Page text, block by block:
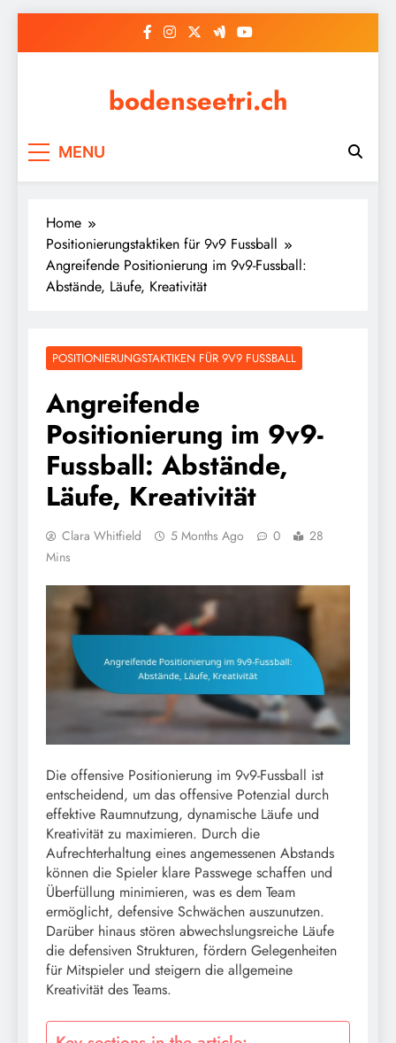
bodenseetri.ch
MENU
Home
Positionierungstaktiken für 9v9 Fussball
Angreifende Positionierung im 9v9-Fussball:
Abstände, Läufe, Kreativität
POSITIONIERUNGSTAKTIKEN FÜR 9V9 FUSSBALL
Angreifende
Positionierung im 9v9-
Fussball: Abstände,
Läufe, Kreativität
Clara Whitfield 5 Months Ago 0
28
Mins
Die offensive Positionierung im 9v9-Fussball ist
entscheidend, um das offensive Potenzial durch
effektive Raumnutzung, dynamische Läufe und
Kreativität zu maximieren. Durch die
Aufrechterhaltung eines angemessenen Abstands
können die Spieler klare Passwege schaffen und
Überfüllung minimieren, was es dem Team
ermöglicht, defensive Schwächen auszunutzen.
Darüber hinaus stören abwechslungsreiche Läufe
die defensiven Strukturen, fördern Gelegenheiten
für Mitspieler und steigern die allgemeine
Kreativität des Teams.